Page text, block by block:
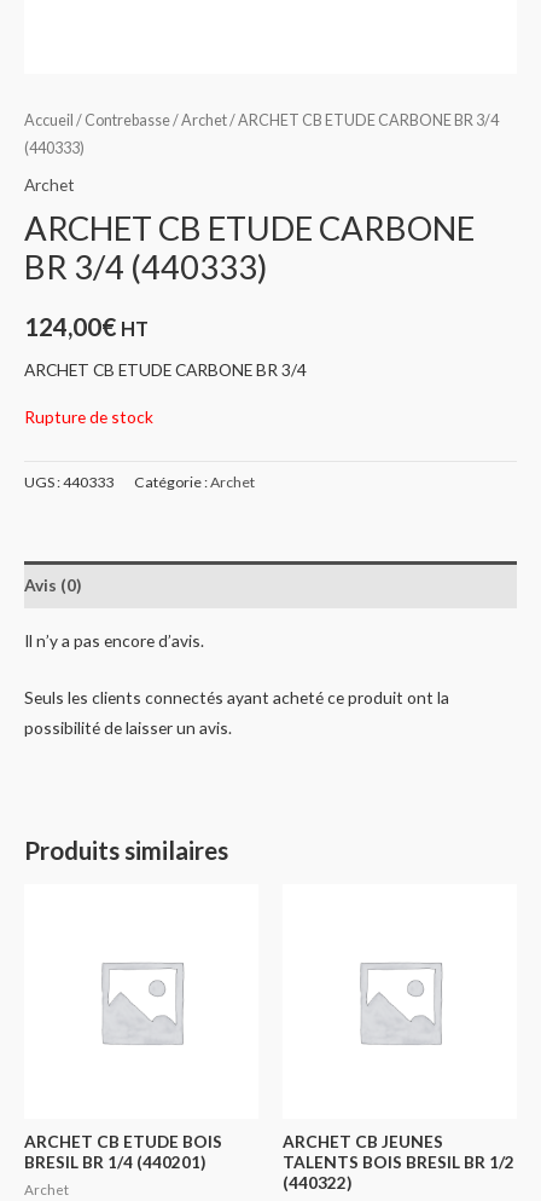
Accueil / Contrebasse/Archet/ ARCHET CB ETUDE CARBONE BR 3/4
(440333)
Archet
ARCHET CB ETUDE CARBONE
BR 3/4 (440333)
124,00€ HT
ARCHET CB ETUDE CARBONE BR 3/4
Rupture de stock
UGS :440333 Catégorie :Archet
Avis (0)
Il n’y a pas encore d’avis.
Seuls les clients connectés ayant acheté ce produit ont la
possibilité de laisser un avis.
Produits similaires
ARCHET CB ETUDE BOIS
BRESIL BR 1/4 (440201)
Archet
ARCHET CB JEUNES
TALENTS BOIS BRESIL BR 1/2
(440322)